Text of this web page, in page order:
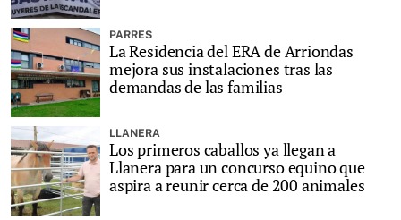
PARRES
La Residencia del ERA de Arriondas
mejora sus instalaciones tras las
demandas de las familias
LLANERA
Los primeros caballos ya llegan a
Llanera para un concurso equino que
aspira a reunir cerca de 200 animales